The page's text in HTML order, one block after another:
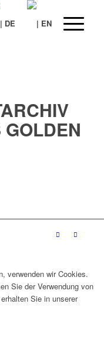
verwenden wir Cookies.
Sie der Verwendung von
Sie in unserer